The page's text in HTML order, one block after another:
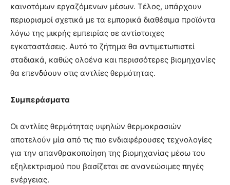
καινοτόμων εργαζόμενων μέσων. Τέλος, υπάρχουν
περιορισμοί σχετικά με τα εμπορικά διαθέσιμα προϊόντα
λόγω της μικρής εμπειρίας σε αντίστοιχες
εγκαταστάσεις. Αυτό το ζήτημα θα αντιμετωπιστεί
σταδιακά, καθώς ολοένα και περισσότερες βιομηχανίες
θα επενδύουν στις αντλίες θερμότητας.
Συμπεράσματα
Οι αντλίες θερμότητας υψηλών θερμοκρασιών
αποτελούν μία από τις πιο ενδιαφέρουσες τεχνολογίες
για την απανθρακοποίηση της βιομηχανίας μέσω του
εξηλεκτρισμού που βασίζεται σε ανανεώσιμες πηγές
ενέργειας.